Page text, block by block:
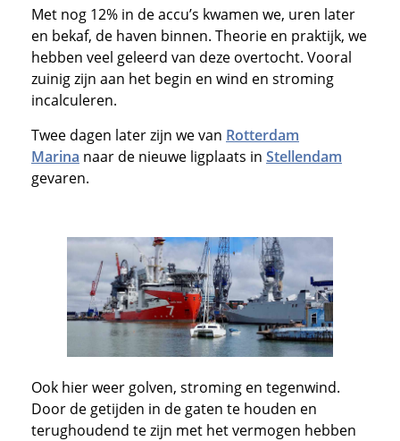
Met nog 12% in de accu’s kwamen we, uren later
en bekaf, de haven binnen. Theorie en praktijk, we
hebben veel geleerd van deze overtocht. Vooral
zuinig zijn aan het begin en wind en stroming
incalculeren.
Twee dagen later zijn we van Rotterdam
Marina naar de nieuwe ligplaats in Stellendam
gevaren.
Ook hier weer golven, stroming en tegenwind.
Door de getijden in de gaten te houden en
terughoudend te zijn met het vermogen hebben